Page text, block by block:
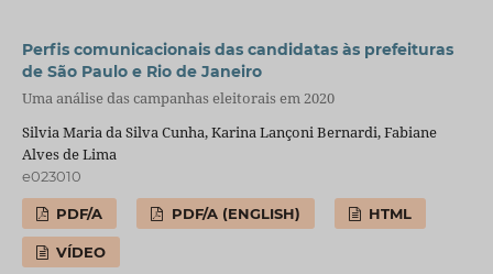
Perfis comunicacionais das candidatas às prefeituras
de São Paulo e Rio de Janeiro
Uma análise das campanhas eleitorais em 2020
Silvia Maria da Silva Cunha, Karina Lançoni Bernardi, Fabiane
Alves de Lima
e023010
PDF/A PDF/A (ENGLISH) HTML
VÍDEO